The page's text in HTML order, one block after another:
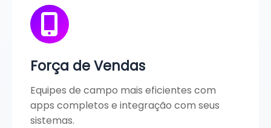
Força de Vendas
Equipes de campo mais eficientes com
apps completos e integração com seus
sistemas.